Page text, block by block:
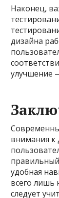
Наконец,
дизайна
улучшение
внимания к
удобная
всего лишь
следует